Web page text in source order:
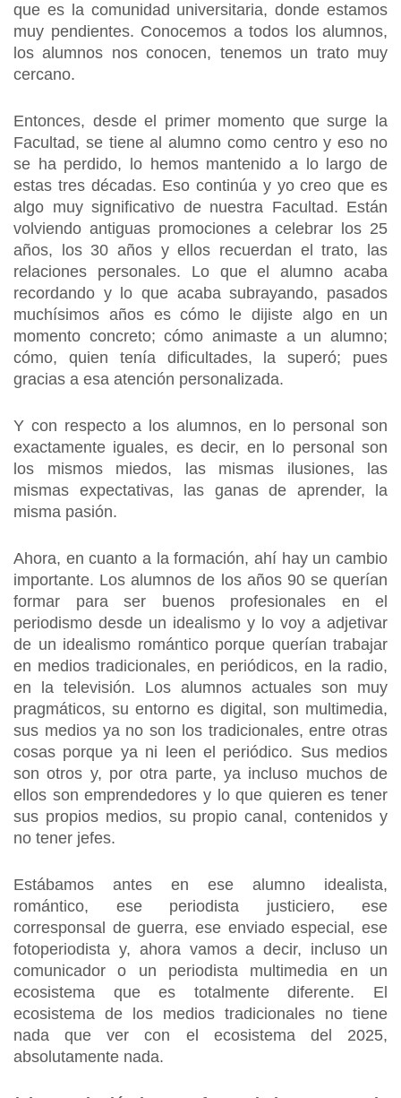
que es la comunidad universitaria, donde estamos
muy pendientes. Conocemos a todos los alumnos,
los alumnos nos conocen, tenemos un trato muy
cercano.
Entonces, desde el primer momento que surge la
Facultad, se tiene al alumno como centro y eso no
se ha perdido, lo hemos mantenido a lo largo de
estas tres décadas. Eso continúa y yo creo que es
algo muy significativo de nuestra Facultad. Están
volviendo antiguas promociones a celebrar los 25
años, los 30 años y ellos recuerdan el trato, las
relaciones personales. Lo que el alumno acaba
recordando y lo que acaba subrayando, pasados
muchísimos años es cómo le dijiste algo en un
momento concreto; cómo animaste a un alumno;
cómo, quien tenía dificultades, la superó; pues
gracias a esa atención personalizada.
Y con respecto a los alumnos, en lo personal son
exactamente iguales, es decir, en lo personal son
los mismos miedos, las mismas ilusiones, las
mismas expectativas, las ganas de aprender, la
misma pasión.
Ahora, en cuanto a la formación, ahí hay un cambio
importante. Los alumnos de los años 90 se querían
formar para ser buenos profesionales en el
periodismo desde un idealismo y lo voy a adjetivar
de un idealismo romántico porque querían trabajar
en medios tradicionales, en periódicos, en la radio,
en la televisión. Los alumnos actuales son muy
pragmáticos, su entorno es digital, son multimedia,
sus medios ya no son los tradicionales, entre otras
cosas porque ya ni leen el periódico. Sus medios
son otros y, por otra parte, ya incluso muchos de
ellos son emprendedores y lo que quieren es tener
sus propios medios, su propio canal, contenidos y
no tener jefes.
Estábamos antes en ese alumno idealista,
romántico, ese periodista justiciero, ese
corresponsal de guerra, ese enviado especial, ese
fotoperiodista y, ahora vamos a decir, incluso un
comunicador o un periodista multimedia en un
ecosistema que es totalmente diferente. El
ecosistema de los medios tradicionales no tiene
nada que ver con el ecosistema del 2025,
absolutamente nada.